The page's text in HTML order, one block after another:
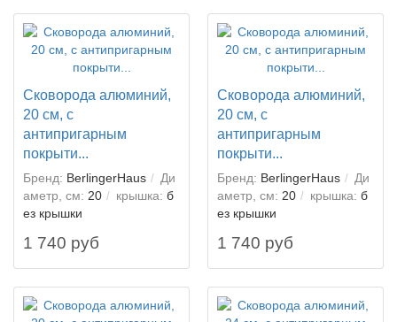
Сковорода алюминий,
20 см, с
антипригарным
покрыти...
Бренд: BerlingerHaus
Ди
аметр, см: 20 крышка: б
ез крышки
1 740 руб
Сковорода алюминий,
20 см, с
антипригарным
покрыти...
Бренд: BerlingerHaus
Ди
аметр, см: 20 крышка: б
ез крышки
1 740 руб